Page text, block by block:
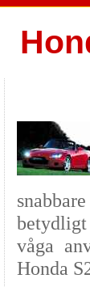
våga
Honda